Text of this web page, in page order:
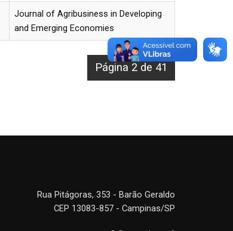
Journal of Agribusiness in Developing
and Emerging Economies
Página 2 de 41
Rua Pitágoras, 353 - Barão Geraldo
CEP 13083-857 - Campinas/SP